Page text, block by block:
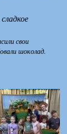
свои
шоколад.